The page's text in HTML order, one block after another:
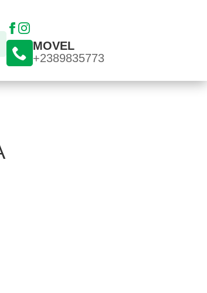
MOVEL
+2389835773